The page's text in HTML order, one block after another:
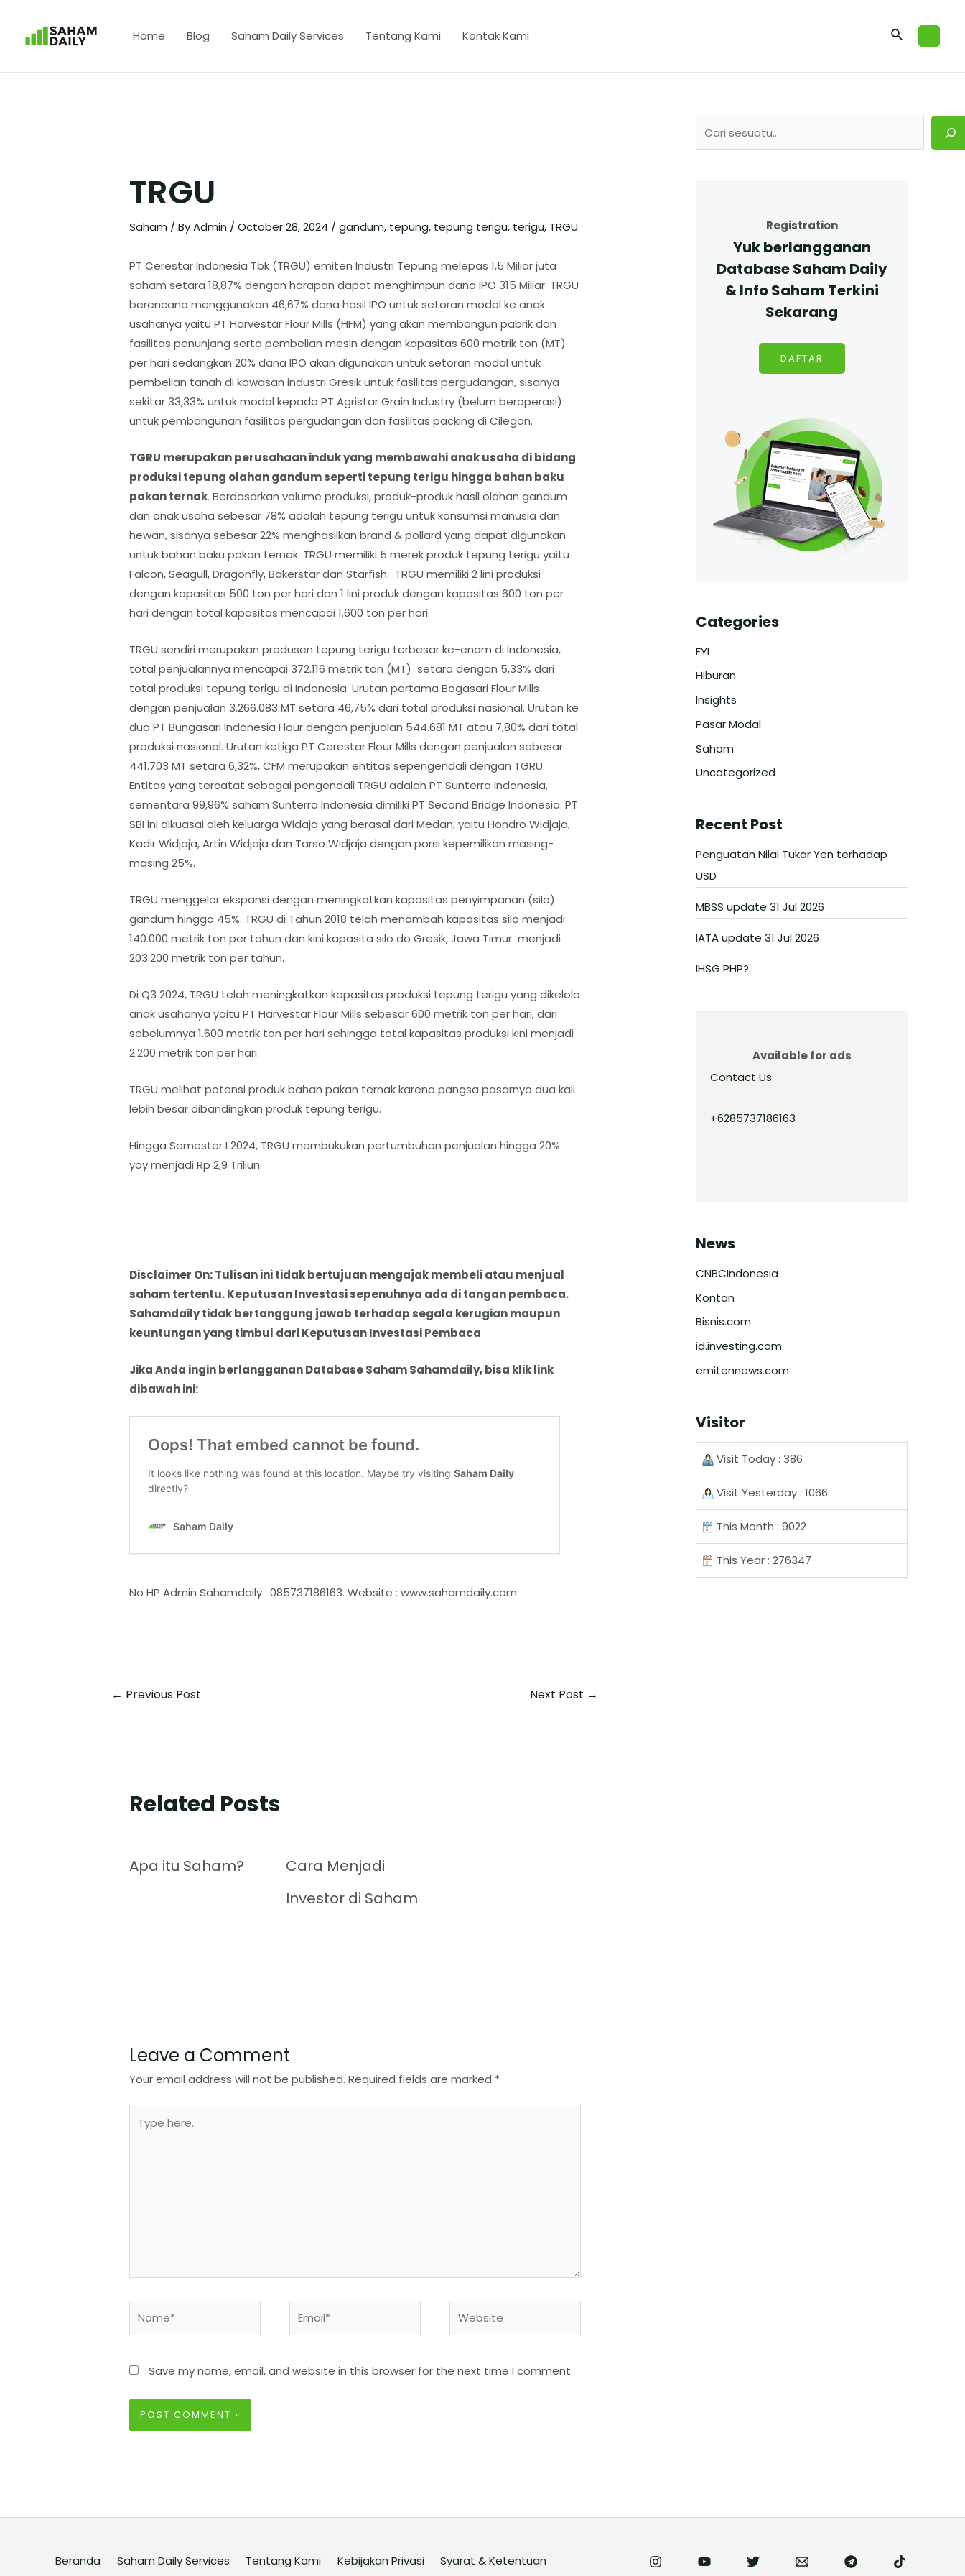
Home Blog Saham Daily Services Tentang Kami Kontak Kami
TRGU
Saham / ByAdmin / October 28, 2024 / gandum, tepung, tepung terigu, terigu, TRGU
PT Cerestar Indonesia Tbk (TRGU) emiten Industri Tepung melepas 1,5 Miliar juta
saham setara 18,87% dengan harapan dapat menghimpun dana IPO 315 Miliar. TRGU
berencana menggunakan 46,67% dana hasil IPO untuk setoran modal ke anak
usahanya yaitu PT Harvestar Flour Mills (HFM) yang akan membangun pabrik dan
fasilitas penunjang serta pembelian mesin dengan kapasitas 600 metrik ton (MT)
per hari sedangkan 20% dana IPO akan digunakan untuk setoran modal untuk
pembelian tanah di kawasan industri Gresik untuk fasilitas pergudangan, sisanya
sekitar 33,33% untuk modal kepada PT Agristar Grain Industry (belum beroperasi)
untuk pembangunan fasilitas pergudangan dan fasilitas packing di Cilegon.
TGRU merupakan perusahaan induk yang membawahi anak usaha di bidang
produksi tepung olahan gandum seperti tepung terigu hingga bahan baku
pakan ternak. Berdasarkan volume produksi, produk-produk hasil olahan gandum
dan anak usaha sebesar 78% adalah tepung terigu untuk konsumsi manusia dan
hewan, sisanya sebesar 22% menghasilkan brand & pollard yang dapat digunakan
untuk bahan baku pakan ternak. TRGU memiliki 5 merek produk tepung terigu yaitu
Falcon, Seagull, Dragonfly, Bakerstar dan Starfish. TRGU memiliki 2 lini produksi
dengan kapasitas 500 ton per hari dan 1 lini produk dengan kapasitas 600 ton per
hari dengan total kapasitas mencapai 1.600 ton per hari.
TRGU sendiri merupakan produsen tepung terigu terbesar ke-enam di Indonesia,
total penjualannya mencapai 372.116 metrik ton (MT) setara dengan 5,33% dari
total produksi tepung terigu di Indonesia. Urutan pertama Bogasari Flour Mills
dengan penjualan 3.266.083 MT setara 46,75% dari total produksi nasional. Urutan ke
dua PT Bungasari Indonesia Flour dengan penjualan 544.681 MT atau 7,80% dari total
produksi nasional. Urutan ketiga PT Cerestar Flour Mills dengan penjualan sebesar
441.703 MT setara 6,32%, CFM merupakan entitas sepengendali dengan TGRU.
Entitas yang tercatat sebagai pengendali TRGU adalah PT Sunterra Indonesia,
sementara 99,96% saham Sunterra Indonesia dimiliki PT Second Bridge Indonesia. PT
SBI ini dikuasai oleh keluarga Widaja yang berasal dari Medan, yaitu Hondro Widjaja,
Kadir Widjaja, Artin Widjaja dan Tarso Widjaja dengan porsi kepemilikan masing-
masing 25%.
TRGU menggelar ekspansi dengan meningkatkan kapasitas penyimpanan (silo)
gandum hingga 45%. TRGU di Tahun 2018 telah menambah kapasitas silo menjadi
140.000 metrik ton per tahun dan kini kapasita silo do Gresik, Jawa Timur menjadi
203.200 metrik ton per tahun.
Di Q3 2024, TRGU telah meningkatkan kapasitas produksi tepung terigu yang dikelola
anak usahanya yaitu PT Harvestar Flour Mills sebesar 600 metrik ton per hari, dari
sebelumnya 1.600 metrik ton per hari sehingga total kapasitas produksi kini menjadi
2.200 metrik ton per hari.
TRGU melihat potensi produk bahan pakan ternak karena pangsa pasarnya dua kali
lebih besar dibandingkan produk tepung terigu.
Hingga Semester I 2024, TRGU membukukan pertumbuhan penjualan hingga 20%
yoy menjadi Rp 2,9 Triliun.
Disclaimer On: Tulisan ini tidak bertujuan mengajak membeli atau menjual
saham tertentu. Keputusan Investasi sepenuhnya ada di tangan pembaca.
Sahamdaily tidak bertanggung jawab terhadap segala kerugian maupun
keuntungan yang timbul dari Keputusan Investasi Pembaca
Jika Anda ingin berlangganan Database Saham Sahamdaily, bisa klik link
dibawah ini:
No HP Admin Sahamdaily : 085737186163. Website : www.sahamdaily.com
← Previous Post Next Post →
Related Posts
Apa itu Saham?
Cara Menjadi
Investor di Saham
Leave a Comment
Your email address will not be published. Required fields are marked *
Save my name, email, and website in this browser for the next time I comment.
Registration
Yuk berlangganan
Database Saham Daily
& Info Saham Terkini
Sekarang
DAFTAR
Categories
FYI
Hiburan
Insights
Pasar Modal
Saham
Uncategorized
Recent Post
Penguatan Nilai Tukar Yen terhadap
USD
MBSS update 31 Jul 2026
IATA update 31 Jul 2026
IHSG PHP?
Available for ads
Contact Us:
+6285737186163
News
CNBCIndonesia
Kontan
Bisnis.com
id.investing.com
emitennews.com
Visitor
Visit Today : 386
Visit Yesterday : 1066
This Month : 9022
This Year : 276347
Beranda Saham Daily Services Tentang Kami Kebijakan Privasi Syarat & Ketentuan